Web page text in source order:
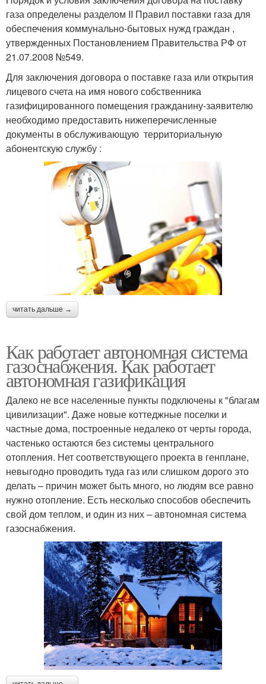
газа определены разделом II Правил поставки газа для
обеспечения коммунально-бытовых нужд граждан ,
утвержденных Постановлением Правительства РФ от
21.07.2008 №549.
Для заключения договора о поставке газа или открытия
лицевого счета на имя нового собственника
газифицированного помещения гражданину-заявителю
необходимо предоставить нижеперечисленные
документы в обслуживающую территориальную
абонентскую службу :
читать дальше →
Как работает автономная система
газоснабжения. Как работает
автономная газификация
Далеко не все населенные пункты подключены к "благам
цивилизации". Даже новые коттеджные поселки и
частные дома, построенные недалеко от черты города,
частенько остаются без системы центрального
отопления. Нет соответствующего проекта в генплане,
невыгодно проводить туда газ или слишком дорого это
делать – причин может быть много, но людям все равно
нужно отопление. Есть несколько способов обеспечить
свой дом теплом, и один из них – автономная система
газоснабжения.